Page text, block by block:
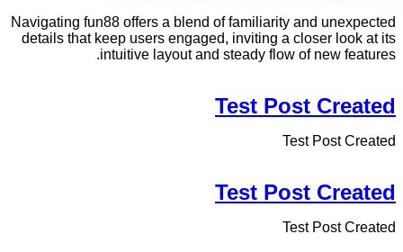
Navigating fun88 offers a blend of familiarity and unexpected
details that keep users engaged, inviting a closer look at its
intuitive layout and steady flow of new features.
Test Post Created
Test Post Created
Test Post Created
Test Post Created